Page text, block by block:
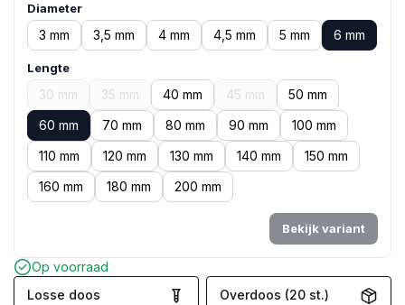
Diameter
3 mm 3,5 mm 4 mm 4,5 mm 5 mm 6 mm
Lengte
30 mm 35 mm 40 mm 45 mm
50 mm
60 mm
70 mm 80 mm 90 mm
100 mm
110 mm
120 mm 130 mm 140 mm
150 mm
160 mm
180 mm 200 mm
Bekijk variant
Op voorraad
Losse doos
Overdoos (20 st.)